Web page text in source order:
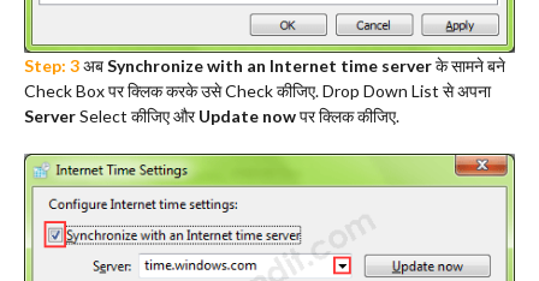
Step: 3अबSynchronize with an Internet time serverके सामने बने
Check Box पर क्लिक करके उसे Check कीजिए. Drop Down List से अपना
ServerSelect कीजिए औरUpdate nowपर क्लिक कीजिए.